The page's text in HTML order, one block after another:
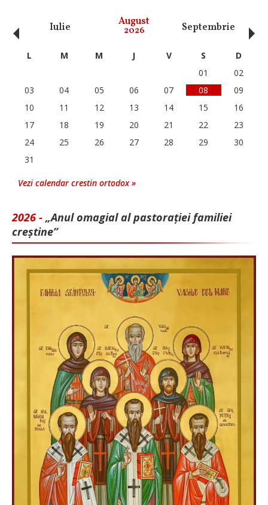
Iulie August
2026 Septembrie
‹ L M M J V S
D
01
02
03
04 05 06 07 08
09
10
11 12 13 14 15
16
17
18 19 20 21 22
23
24
25 26 27 28 29
30
31
Vezi calendar crestin ortodox »
2026 - „Anul omagial al pastorației familiei
creștine”